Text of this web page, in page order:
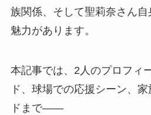
族関係、そして聖莉奈さん
魅力があります。
本記事では、2人のプロフィ
ド、球場での応援シーン、
ドまで——